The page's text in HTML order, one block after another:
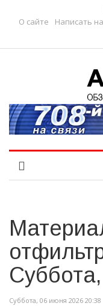
О сайте
Написать
Суббота, 06 июня 2026 20:38